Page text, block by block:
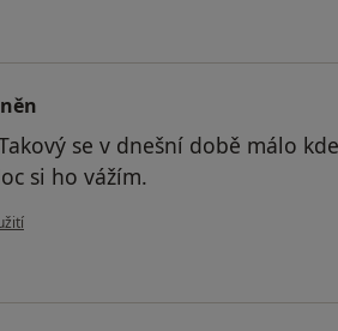
se v dnešní době málo
si ho vážím.
Váš účet byl odstraněn